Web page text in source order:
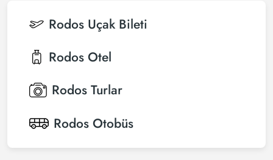
Rodos Uçak Bileti
Rodos Otel
Rodos Turlar
Rodos Otobüs